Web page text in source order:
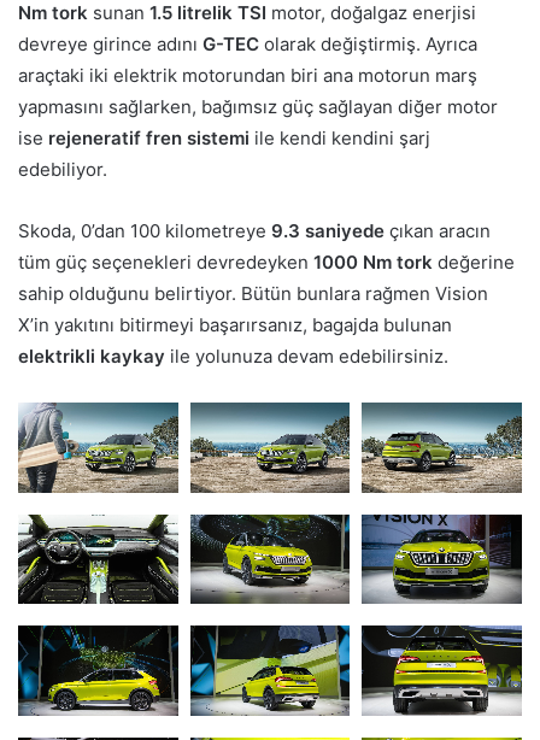
Nm tork sunan 1.5 litrelik TSI motor, doğalgaz enerjisi
devreye girince adını G-TEC olarak değiştirmiş. Ayrıca
araçtaki iki elektrik motorundan biri ana motorun marş
yapmasını sağlarken, bağımsız güç sağlayan diğer motor
ise rejeneratif fren sistemi ile kendi kendini şarj
edebiliyor.
Skoda, 0’dan 100 kilometreye 9.3 saniyede çıkan aracın
tüm güç seçenekleri devredeyken 1000 Nm tork değerine
sahip olduğunu belirtiyor. Bütün bunlara rağmen Vision
X’in yakıtını bitirmeyi başarırsanız, bagajda bulunan
elektrikli kaykay ile yolunuza devam edebilirsiniz.